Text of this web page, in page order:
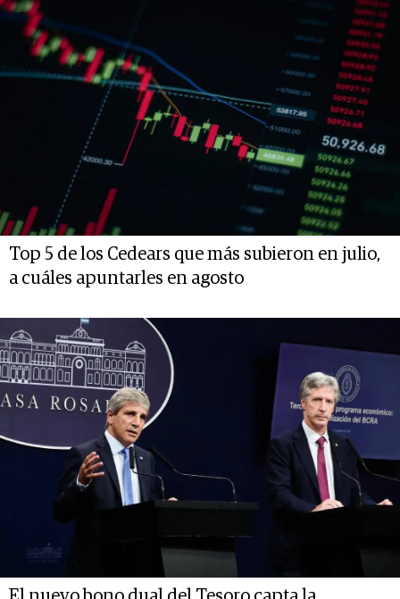
Top 5 de los Cedears que más subieron en julio,
a cuáles apuntarles en agosto